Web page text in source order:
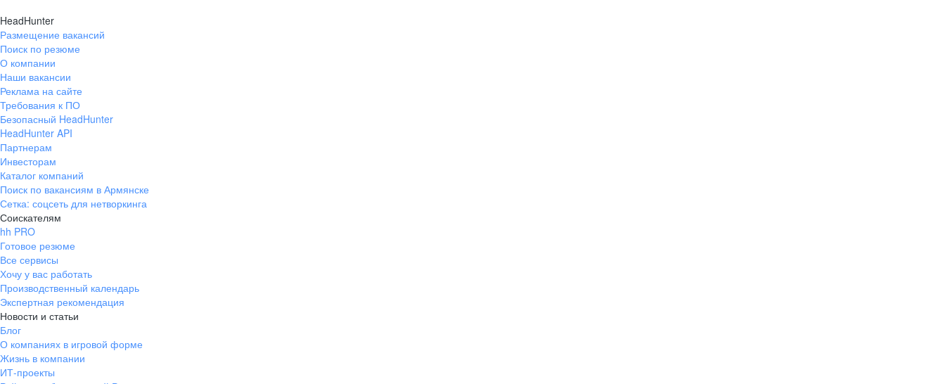
HeadHunter
Размещение вакансий
Поиск по резюме
О компании
Наши вакансии
Реклама на сайте
Требования к ПО
Безопасный HeadHunter
HeadHunter API
Партнерам
Инвесторам
Каталог компаний
Поиск по вакансиям в Армянске
Сетка: соцсеть для нетворкинга
Соискателям
hh PRO
Готовое резюме
Все сервисы
Хочу у вас работать
Производственный календарь
Экспертная рекомендация
Новости и статьи
Блог
О компаниях в игровой форме
Жизнь в компании
ИТ-проекты